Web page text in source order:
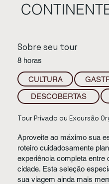
Sobre seu tour
8 horas
CULTURA
DESCOBERTAS
Tour Privado ou Excursão
Aproveite ao máximo sua
roteiro cuidadosamente
experiência completa entre
cidade. Esta seleção
sua viagem ainda mais